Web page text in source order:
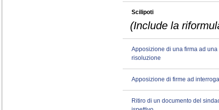
Scilipoti
(Include la
Apposizione di una firma ad una
risoluzione
Apposizione di firme ad
Ritiro di un documento del